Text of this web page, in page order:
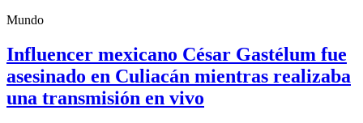
Mundo
Influencer mexicano César Gastélum fue
asesinado en Culiacán mientras realizaba
una transmisión en vivo